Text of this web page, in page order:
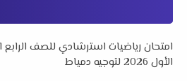
امتحان رياضيات استرشادي للصف الرابع
الأول 2026 لتوجيه دمياط